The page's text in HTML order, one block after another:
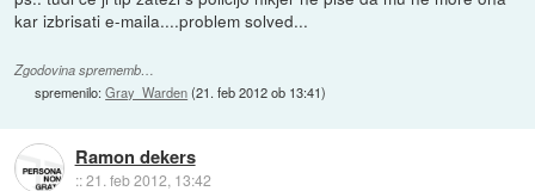
kar izbrisati e-maila....problem solved...
Zgodovina sprememb…
spremenilo:Gray_Warden(21. feb 2012 ob 13:41)
Ramon dekers
::21. feb 2012, 13:42